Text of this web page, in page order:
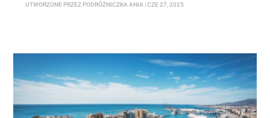
UTWORZONE PRZEZ PODRÓŻNICZKA ANIA |CZE 27, 2025